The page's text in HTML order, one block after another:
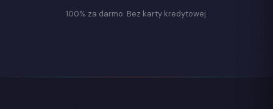
100% za darmo. Bez karty kredytowej.